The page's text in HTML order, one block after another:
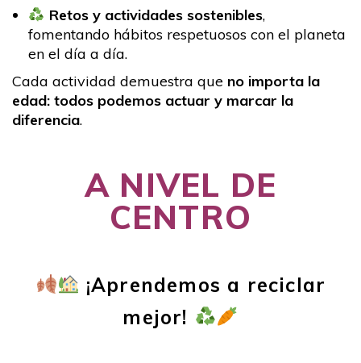
Retos y actividades sostenibles,
fomentando hábitos respetuosos con el planeta
en el día a día.
Cada actividad demuestra que no importa la
edad: todos podemos actuar y marcar la
diferencia.
A NIVEL DE
CENTRO
¡Aprendemos a reciclar
mejor!